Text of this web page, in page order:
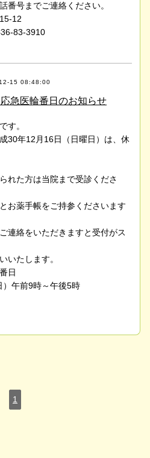
番号までご連絡ください。
12
83-3910
15 08:48:00
急医輪番日のお知らせ
す。
30年12月16日（日曜日）は、休
れた方は当院まで受診くださ
お薬手帳をご持参くださいます
連絡をいただきますと受付がス
いたします。
日
午前9時～午後5時
1